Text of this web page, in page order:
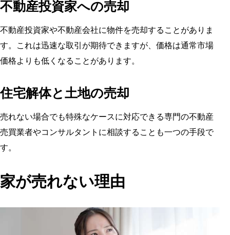
不動産投資家への売却
不動産投資家や不動産会社に物件を売却することがありま
す。これは迅速な取引が期待できますが、価格は通常市場
価格よりも低くなることがあります。
住宅解体と土地の売却
売れない場合でも特殊なケースに対応できる専門の不動産
売買業者やコンサルタントに相談することも一つの手段で
す。
家が売れない理由